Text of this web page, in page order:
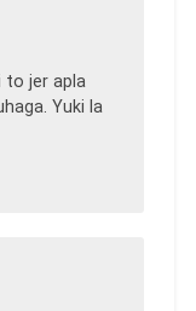
to jer apla
Yuki la